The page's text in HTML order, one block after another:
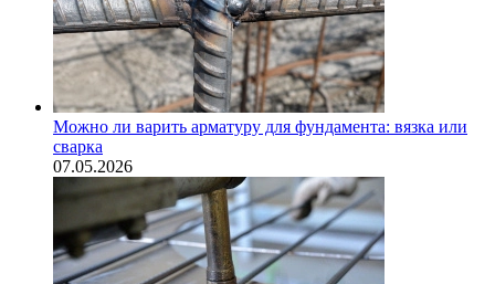
Можно ли варить арматуру для фундамента: вязка или
сварка
07.05.2026